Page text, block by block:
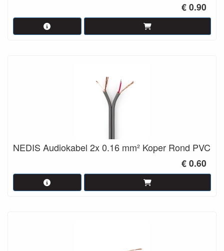
€ 0.90
NEDIS Audiokabel 2x 0.16 mm² Koper Rond PVC
€ 0.60